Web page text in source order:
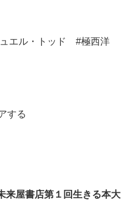
エル・トッド #極西洋
する
屋書店第１回生きる本大